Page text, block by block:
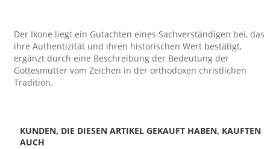
Der Ikone liegt ein Gutachten eines Sachverständigen bei, das
ihre Authentizität und ihren historischen Wert bestätigt,
ergänzt durch eine Beschreibung der Bedeutung der
Gottesmutter vom Zeichen in der orthodoxen christlichen
Tradition.
KUNDEN, DIE DIESEN ARTIKEL GEKAUFT HABEN, KAUFTEN
AUCH